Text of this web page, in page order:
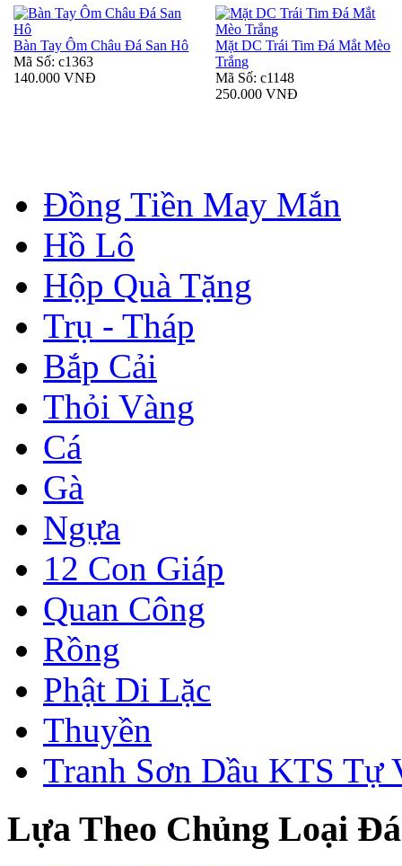
Bàn Tay Ôm Châu Đá San Hô
Mã Số: c1363
140.000 VNĐ
Mặt DC Trái Tim Đá Mắt Mèo
Trắng
Mã Số: c1148
250.000 VNĐ
Đồng Tiền May Mắn
Hồ Lô
Hộp Quà Tặng
Trụ - Tháp
Bắp Cải
Thỏi Vàng
Cá
Gà
Ngựa
12 Con Giáp
Quan Công
Rồng
Phật Di Lặc
Thuyền
Tranh Sơn Dầu KTS Tự
Lựa Theo Chủng Loại Đá